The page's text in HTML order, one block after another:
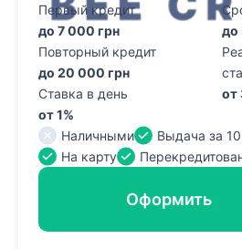
Первый кредит
до 7 000 грн
Повторный кредит
до 20 000 грн
Ставка в день
от 1%
до
от
Наличными
Выдача за
На карту
Оформить